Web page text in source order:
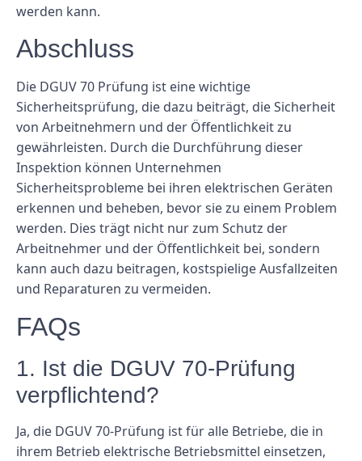
werden kann.
Abschluss
Die DGUV 70 Prüfung ist eine wichtige
Sicherheitsprüfung, die dazu beiträgt, die Sicherheit
von Arbeitnehmern und der Öffentlichkeit zu
gewährleisten. Durch die Durchführung dieser
Inspektion können Unternehmen
Sicherheitsprobleme bei ihren elektrischen Geräten
erkennen und beheben, bevor sie zu einem Problem
werden. Dies trägt nicht nur zum Schutz der
Arbeitnehmer und der Öffentlichkeit bei, sondern
kann auch dazu beitragen, kostspielige Ausfallzeiten
und Reparaturen zu vermeiden.
FAQs
1. Ist die DGUV 70-Prüfung
verpflichtend?
Ja, die DGUV 70-Prüfung ist für alle Betriebe, die in
ihrem Betrieb elektrische Betriebsmittel einsetzen,